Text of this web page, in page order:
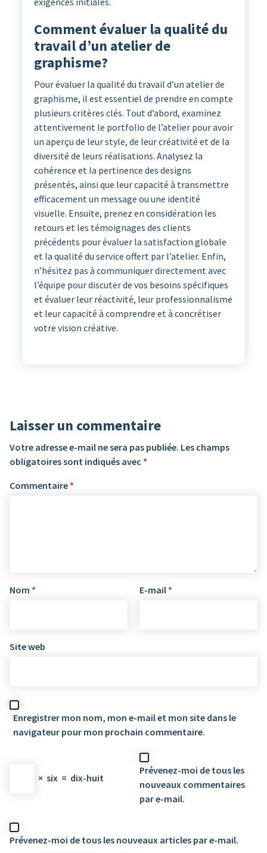
Comment évaluer la qualité du
travail d’un atelier de
graphisme?
Pour évaluer la qualité du travail d’un atelier de
graphisme, il est essentiel de prendre en compte
plusieurs critères clés. Tout d’abord, examinez
attentivement le portfolio de l’atelier pour avoir
un aperçu de leur style, de leur créativité et de la
diversité de leurs réalisations. Analysez la
cohérence et la pertinence des designs
présentés, ainsi que leur capacité à transmettre
efficacement un message ou une identité
visuelle. Ensuite, prenez en considération les
retours et les témoignages des clients
précédents pour évaluer la satisfaction globale
et la qualité du service offert par l’atelier. Enfin,
n’hésitez pas à communiquer directement avec
l’équipe pour discuter de vos besoins spécifiques
et évaluer leur réactivité, leur professionnalisme
et leur capacité à comprendre et à concrétiser
votre vision créative.
Laisser un commentaire
Votre adresse e-mail ne sera pas publiée. Les champs
obligatoires sont indiqués avec *
Commentaire *
Nom * E-mail *
Site web
Enregistrer mon nom, mon e-mail et mon site dans le
navigateur pour mon prochain commentaire.
× six = dix-huit
Prévenez-moi de tous les
nouveaux commentaires
par e-mail.
Prévenez-moi de tous les nouveaux articles par e-mail.